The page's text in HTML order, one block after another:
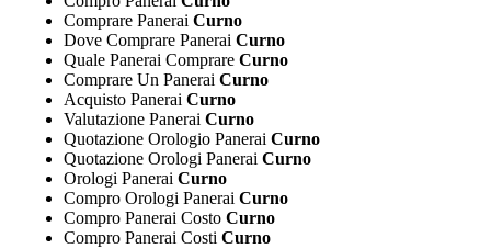
Comprare Panerai Curno
Dove Comprare Panerai Curno
Quale Panerai Comprare Curno
Comprare Un Panerai Curno
Acquisto Panerai Curno
Valutazione Panerai Curno
Quotazione Orologio Panerai Curno
Quotazione Orologi Panerai Curno
Orologi Panerai Curno
Compro Orologi Panerai Curno
Compro Panerai Costo Curno
Compro Panerai Costi Curno